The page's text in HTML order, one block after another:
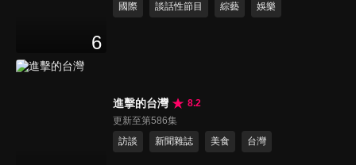
6
國際
談話性節目 綜藝 娛樂
進擊的台灣
8.2
更新至第586集
訪談
新聞雜誌 美食 台灣